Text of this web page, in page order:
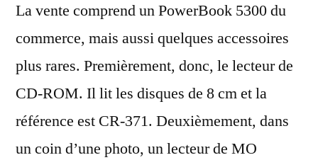
La vente comprend un PowerBook 5300 du
commerce, mais aussi quelques accessoires
plus rares. Premièrement, donc, le lecteur de
CD-ROM. Il lit les disques de 8 cm et la
référence est CR-371. Deuxièmement, dans
un coin d’une photo, un lecteur de MO